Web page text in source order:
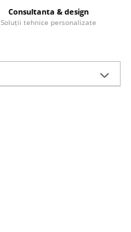
Consultanta & design
Soluții tehnice personalizate